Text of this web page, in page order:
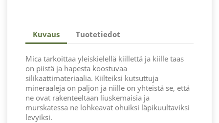
Kuvaus Tuotetiedot
Mica tarkoittaa yleiskielellä kiillettä ja kiille taas
on piistä ja hapesta koostuvaa
silikaattimateriaalia. Kiilteiksi kutsuttuja
mineraaleja on paljon ja niille on yhteistä se, että
ne ovat rakenteeltaan liuskemaisia ja
murskatessa ne lohkeavat ohuiksi läpikuultaviksi
levyiksi.